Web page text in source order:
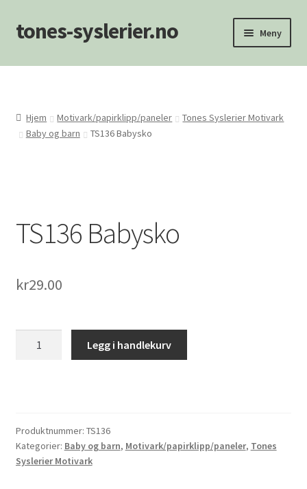
Hopp
til
Hopp
til
tones-syslerier.no Meny
Hjem
Min konto
Personvernerklæring
Salgsvilkår
Tips og ideer
Hjem Motivark/papirklipp/paneler
Tones Syslerier Motivark
Baby og barn
TS136 Babysko
TS136 Babysko
kr29.00
Legg i handlekurv
Produktnummer: TS136
Kategorier: Baby og barn, Motivark/papirklipp/paneler, Tones
Syslerier Motivark